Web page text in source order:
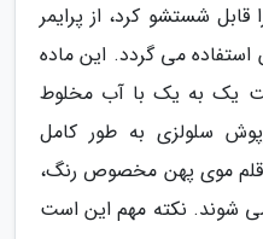
قابل شستشو کرد، از پرایمر
می گردد. این ماده
یک به یک با آب مخلوط
سلولزی به طور کامل
موی پهن مخصوص رنگ،
شوند. نکته مهم این است